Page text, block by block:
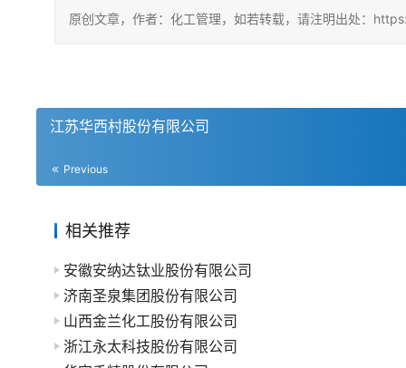
原创文章，作者：化工管理，如若转载，请注明出处：
江苏华西村股份有限公司
Previous
相关推荐
安徽安纳达钛业股份有限公司
济南圣泉集团股份有限公司
山西金兰化工股份有限公司
浙江永太科技股份有限公司